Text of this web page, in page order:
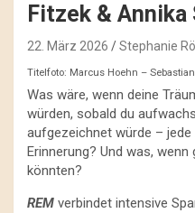
Fitzek & Annika
22. März 2026 Stephanie
Titelfoto: Marcus Hoehn –
Was wäre, wenn deine
würden, sobald du
aufgezeichnet würde – jede
Erinnerung? Und was,
könnten?
REM verbindet intensive